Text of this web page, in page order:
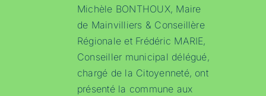
Michèle BONTHOUX, Maire
de Mainvilliers & Conseillère
Régionale et Frédéric MARIE,
Conseiller municipal délégué,
chargé de la Citoyenneté, ont
présenté la commune aux